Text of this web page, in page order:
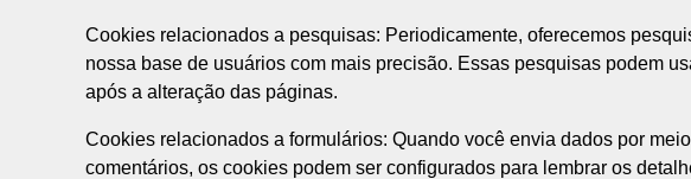
Cookies relacionados a pesquisas: Periodicamente, oferecemos
nossa base de usuários com mais precisão. Essas pesquisas podem
após a alteração das páginas.
Cookies relacionados a formulários: Quando você envia dados por
comentários, os cookies podem ser configurados para lembrar os